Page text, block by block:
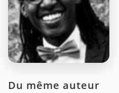
Du même auteur